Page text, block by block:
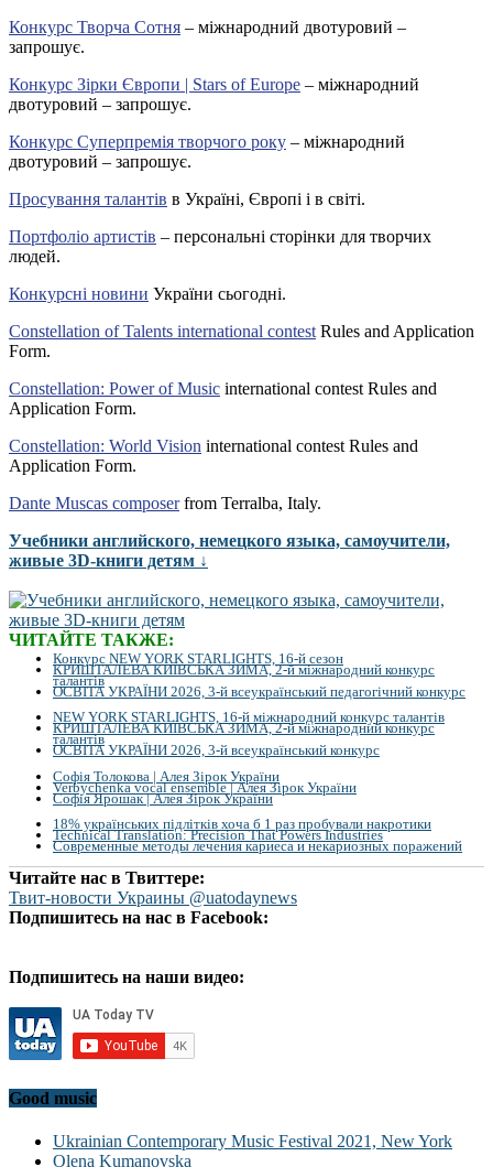
Конкурс Творча Сотня – міжнародний двотуровий –
запрошує.
Конкурс Зірки Європи | Stars of Europe – міжнародний
двотуровий – запрошує.
Конкурс Суперпремія творчого року – міжнародний
двотуровий – запрошує.
Просування талантів в Україні, Європі і в світі.
Портфоліо артистів – персональні сторінки для творчих
людей.
Конкурсні новини України сьогодні.
Constellation of Talents international contest Rules and Application
Form.
Constellation: Power of Music international contest Rules and
Application Form.
Constellation: World Vision international contest Rules and
Application Form.
Dante Muscas composerfrom Terralba, Italy.
Учебники английского, немецкого языка, самоучители,
живые 3D-книги детям ↓
ЧИТАЙТЕ ТАКЖЕ:
Конкурс NEW YORK STARLIGHTS, 16-й сезон
КРИШТАЛЕВА КИЇВСЬКА ЗИМА, 2-й міжнародний конкурс
талантів
ОСВІТА УКРАЇНИ 2026, 3-й всеукраїнський педагогічний конкурс
NEW YORK STARLIGHTS, 16-й міжнародний конкурс талантів
КРИШТАЛЕВА КИЇВСЬКА ЗИМА, 2-й міжнародний конкурс
талантів
ОСВІТА УКРАЇНИ 2026, 3-й всеукраїнський конкурс
Софія Толокова | Алея Зірок України
Verbychenka vocal ensemble | Алея Зірок України
Софія Ярошак | Алея Зірок України
18% українських підлітків хоча б 1 раз пробували накротики
Technical Translation: Precision That Powers Industries
Современные методы лечения кариеса и некариозных поражений
Читайте нас в Твиттере:
Твит-новости Украины @uatodaynews
Подпишитесь на нас в Facebook:
Подпишитесь на наши видео:
Good music
Ukrainian Contemporary Music Festival 2021, New York
Olena Kumanovska